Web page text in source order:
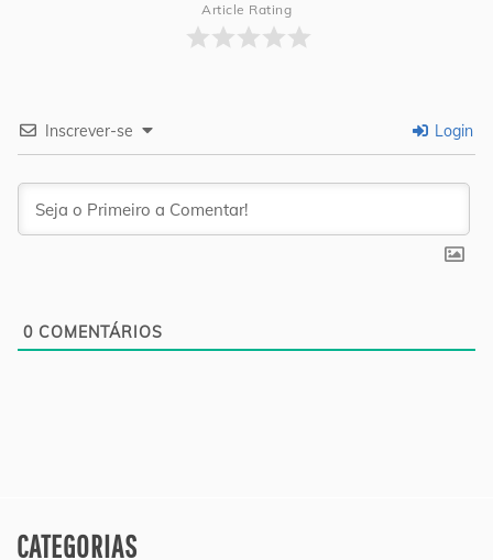
Article Rating
Inscrever-se Login
0 COMENTÁRIOS
CATEGORIAS